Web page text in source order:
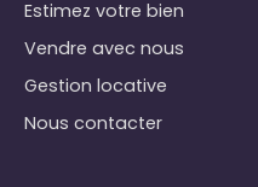
Estimez votre bien
Vendre avec nous
Gestion locative
Nous contacter